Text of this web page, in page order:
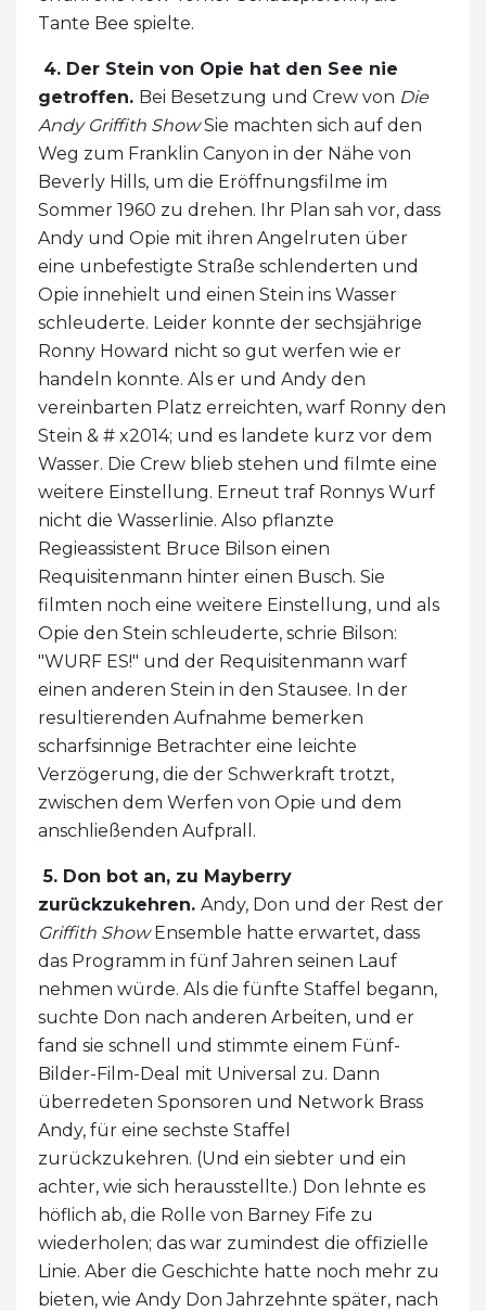
Tante Bee spielte.
4. Der Stein von Opie hat den See nie
getroffen. Bei Besetzung und Crew von Die
Andy Griffith ShowSie machten sich auf den
Weg zum Franklin Canyon in der Nähe von
Beverly Hills, um die Eröffnungsfilme im
Sommer 1960 zu drehen. Ihr Plan sah vor, dass
Andy und Opie mit ihren Angelruten über
eine unbefestigte Straße schlenderten und
Opie innehielt und einen Stein ins Wasser
schleuderte. Leider konnte der sechsjährige
Ronny Howard nicht so gut werfen wie er
handeln konnte. Als er und Andy den
vereinbarten Platz erreichten, warf Ronny den
Stein & # x2014; und es landete kurz vor dem
Wasser. Die Crew blieb stehen und filmte eine
weitere Einstellung. Erneut traf Ronnys Wurf
nicht die Wasserlinie. Also pflanzte
Regieassistent Bruce Bilson einen
Requisitenmann hinter einen Busch. Sie
filmten noch eine weitere Einstellung, und als
Opie den Stein schleuderte, schrie Bilson:
"WURF ES!" und der Requisitenmann warf
einen anderen Stein in den Stausee. In der
resultierenden Aufnahme bemerken
scharfsinnige Betrachter eine leichte
Verzögerung, die der Schwerkraft trotzt,
zwischen dem Werfen von Opie und dem
anschließenden Aufprall.
5. Don bot an, zu Mayberry
zurückzukehren. Andy, Don und der Rest der
Griffith ShowEnsemble hatte erwartet, dass
das Programm in fünf Jahren seinen Lauf
nehmen würde. Als die fünfte Staffel begann,
suchte Don nach anderen Arbeiten, und er
fand sie schnell und stimmte einem Fünf-
Bilder-Film-Deal mit Universal zu. Dann
überredeten Sponsoren und Network Brass
Andy, für eine sechste Staffel
zurückzukehren. (Und ein siebter und ein
achter, wie sich herausstellte.) Don lehnte es
höflich ab, die Rolle von Barney Fife zu
wiederholen; das war zumindest die offizielle
Linie. Aber die Geschichte hatte noch mehr zu
bieten, wie Andy Don Jahrzehnte später, nach